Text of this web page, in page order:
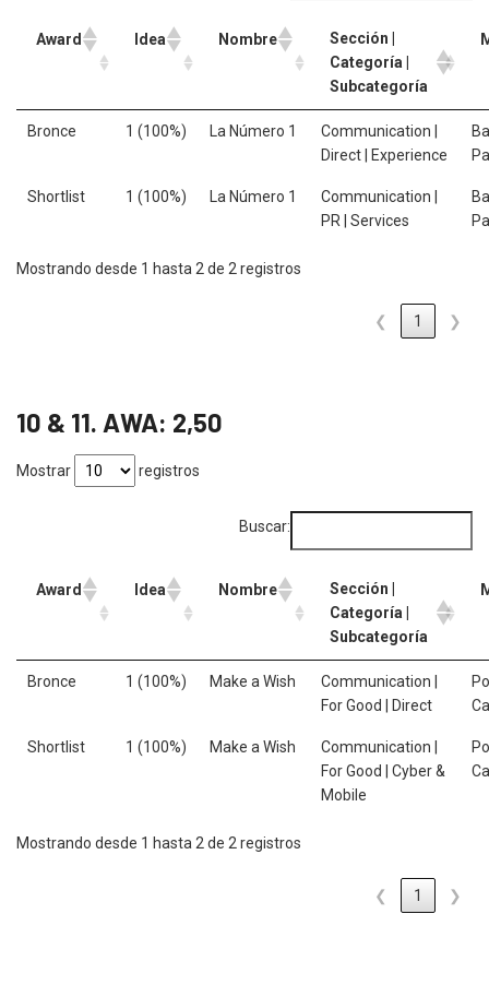
Award Idea Nombre
Sección |
Categoría |
Subcategoría
Bronce 1 (100%) La Número 1
Communication |
Direct | Experience
Shortlist 1 (100%) La Número 1
Communication |
PR | Services
Mostrando desde 1 hasta 2 de 2 registros
❮ 1 ❯
10 & 11. AWA: 2,50
Mostrar registros
Buscar:
Award Idea Nombre
Sección |
Categoría |
Subcategoría
Bronce 1 (100%) Make a Wish
Communication |
For Good | Direct
Shortlist 1 (100%) Make a Wish
Communication |
For Good | Cyber &
Mobile
Mostrando desde 1 hasta 2 de 2 registros
❮ 1 ❯